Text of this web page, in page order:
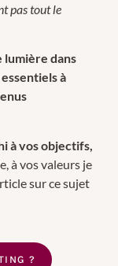
pas tout le
lumière dans
à
à vos objectifs,
à vos valeurs je
sur ce sujet
?